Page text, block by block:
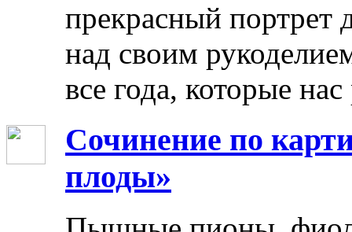
прекрасный портрет
над своим
все года, которые
Сочинение по
плоды»